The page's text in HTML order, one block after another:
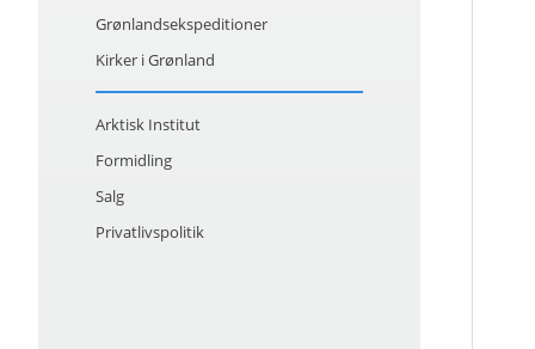
Grønlandsekspeditioner
Kirker i Grønland
Arktisk Institut
Formidling
Salg
Privatlivspolitik